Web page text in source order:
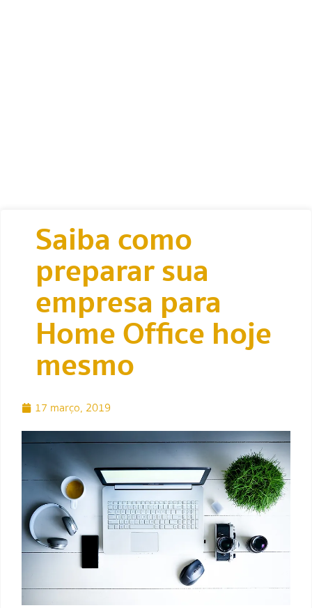
Saiba como
preparar sua
empresa para
Home Office hoje
mesmo
17 março, 2019